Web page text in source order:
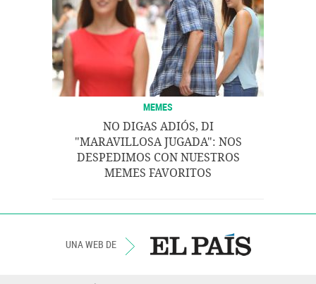
MEMES
NO DIGAS ADIÓS, DI
"MARAVILLOSA JUGADA": NOS
DESPEDIMOS CON NUESTROS
MEMES FAVORITOS
UNA WEB DE